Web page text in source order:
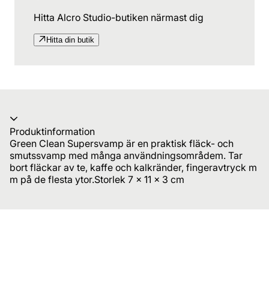
Hitta Alcro Studio-butiken närmast dig
Hitta din butik
Produktinformation
Green Clean Supersvamp är en praktisk fläck- och
smutssvamp med många användningsområdem. Tar
bort fläckar av te, kaffe och kalkränder, fingeravtryck m
m på de flesta ytor.Storlek 7 x 11 x 3 cm